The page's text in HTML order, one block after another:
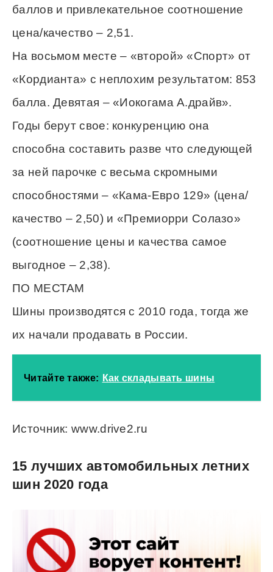
баллов и привлекательное соотношение
цена/качество – 2,51.
На восьмом месте – «второй» «Спорт» от
«Кордианта» с неплохим результатом: 853
балла. Девятая – «Иокогама А.драйв».
Годы берут свое: конкуренцию она
способна составить разве что следующей
за ней парочке с весьма скромными
способностями – «Кама-Евро 129» (цена/
качество – 2,50) и «Премиорри Солазо»
(соотношение цены и качества самое
выгодное – 2,38).
ПО МЕСТАМ
Шины производятся с 2010 года, тогда же
их начали продавать в России.
Читайте также: Как складывать шины
Источник: www.drive2.ru
15 лучших автомобильных летних
шин 2020 года